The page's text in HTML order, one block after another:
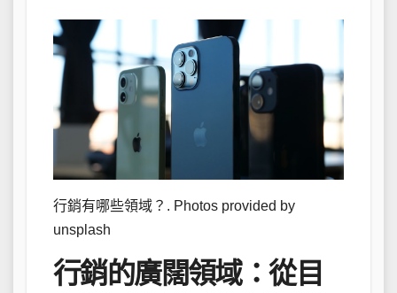
行銷有哪些領域？. Photos provided by
unsplash
行銷的廣闊領域：從目